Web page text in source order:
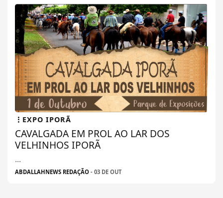
EXPO IPORÃ
CAVALGADA EM PROL AO LAR DOS
VELHINHOS IPORÃ
...
ABDALLAHNEWS REDAÇÃO - 03 DE OUT